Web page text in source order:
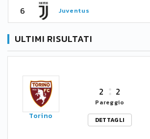
6 Juventus
ULTIMI RISULTATI
Torino
2 2
Pareggio
DETTAGLI